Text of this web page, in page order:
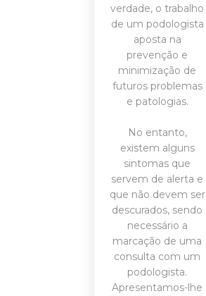
verdade, o trabalho
de um podologista
aposta na
prevenção e
minimização de
futuros problemas
e patologias.
No entanto,
existem alguns
sintomas que
servem de alerta e
que não devem ser
descurados, sendo
necessário a
marcação de uma
consulta com um
podologista.
Apresentamos-lhe